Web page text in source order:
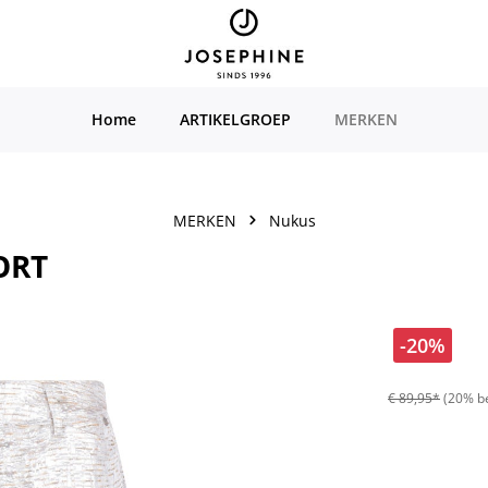
Home ARTIKELGROEP MERKEN
MERKEN Nukus
-20%
€ 89,95*(20%